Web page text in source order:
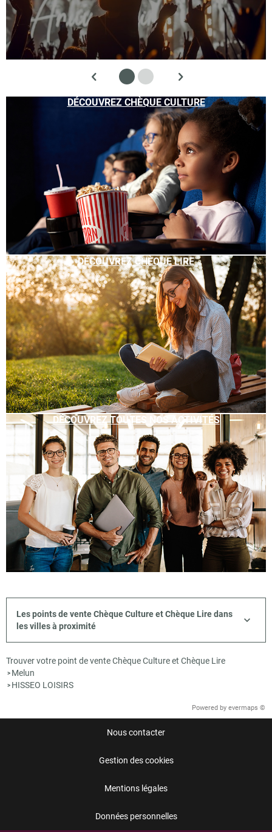
DÉCOUVREZ CHÈQUE CULTURE
DÉCOUVREZ CHÈQUE LIRE
DÉCOUVREZ TOUTES NOS ACTIVITÉS
Les points de vente Chèque Culture et Chèque Lire dans
les villes à proximité
Trouver votre point de vente Chèque Culture et Chèque Lire
> Melun
> HISSEO LOISIRS
Powered by evermaps ©
Nous contacter
Gestion des cookies
Mentions légales
Données personnelles